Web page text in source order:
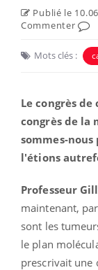
Publié le
Commenter
Mots clés :
Le congrès de
congrès de la
sommes-
l'étions
Professeur
maintenant,
sont les
le plan
prescrivait une